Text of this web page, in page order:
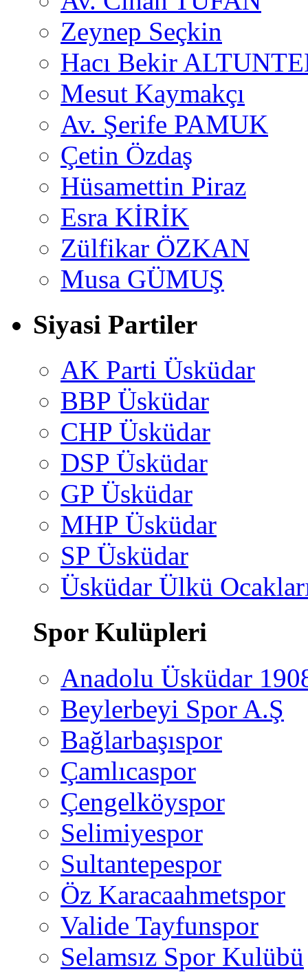
Zeynep Seçkin
Hacı Bekir
Mesut Kaymakçı
Av. Şerife PAMUK
Çetin Özdaş
Hüsamettin Piraz
Esra KİRİK
Zülfikar ÖZKAN
Musa GÜMUŞ
Siyasi Partiler
AK Parti Üsküdar
BBP Üsküdar
CHP Üsküdar
DSP Üsküdar
GP Üsküdar
MHP Üsküdar
SP Üsküdar
Üsküdar Ülkü
Spor Kulüpleri
Anadolu Üsküdar
Beylerbeyi Spor A.Ş
Bağlarbaşıspor
Çamlıcaspor
Çengelköyspor
Selimiyespor
Sultantepespor
Öz Karacaahmetspor
Valide Tayfunspor
Selamsız Spor Kulübü